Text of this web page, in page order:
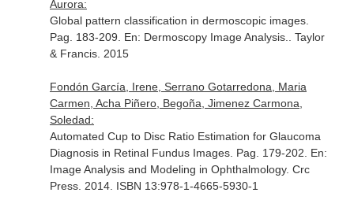
Aurora:
Global pattern classification in dermoscopic images.
Pag. 183-209. En: Dermoscopy Image Analysis.
. Taylor
& Francis. 2015
Fondón García, Irene, Serrano Gotarredona, Maria
Carmen, Acha Piñero, Begoña, Jimenez Carmona,
Soledad:
Automated Cup to Disc Ratio Estimation for Glaucoma
Diagnosis in Retinal Fundus Images. Pag. 179-202. En:
Image Analysis and Modeling in Ophthalmology. Crc
Press. 2014. ISBN 13:978-1-4665-5930-1